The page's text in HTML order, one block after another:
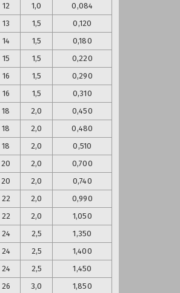
12 1,0
0,084
13 1,5
0,120
14 1,5
0,180
15 1,5
0,220
16 1,5
0,290
16 1,5
0,310
18 2,0
0,450
18 2,0
0,480
18 2,0
0,510
20 2,0
0,700
20 2,0
0,740
22 2,0
0,990
22 2,0
1,050
24 2,5
1,350
24 2,5
1,400
24 2,5
1,450
26 3,0
1,850